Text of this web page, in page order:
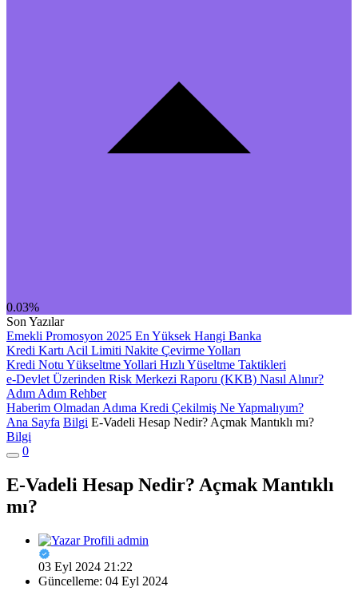
0.03%
Son Yazılar
Emekli Promosyon 2025 En Yüksek Hangi Banka
Kredi Kartı Acil Limiti Nakite Çevirme Yolları
Kredi Notu Yükseltme Yollari Hızlı Yüseltme Taktikleri
e-Devlet Üzerinden Risk Merkezi Raporu (KKB) Nasıl Alınır?
Adım Adım Rehber
Haberim Olmadan Adıma Kredi Çekilmiş Ne Yapmalıyım?
Ana Sayfa Bilgi E-Vadeli Hesap Nedir? Açmak Mantıklı mı?
Bilgi
0
E-Vadeli Hesap Nedir? Açmak Mantıklı
mı?
admin
03 Eyl 2024 21:22
Güncelleme: 04 Eyl 2024